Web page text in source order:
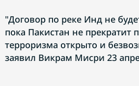
"Договор по реке Инд не
пока Пакистан не прекратит
терроризма открыто и
заявил Викрам Мисри 23